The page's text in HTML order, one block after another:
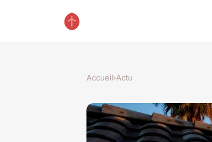
Accueil›Actu